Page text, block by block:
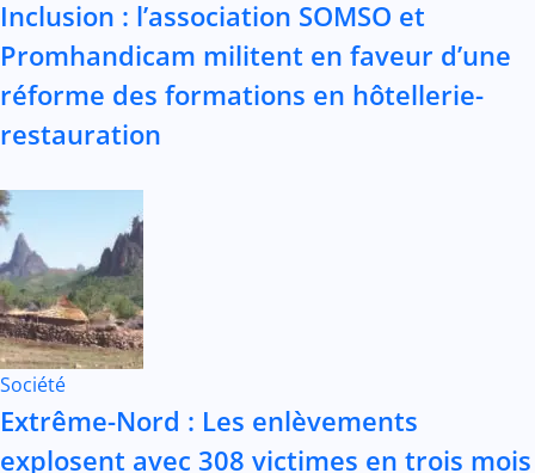
Inclusion : l’association SOMSO et
Promhandicam militent en faveur d’une
réforme des formations en hôtellerie-
restauration
Société
Extrême-Nord : Les enlèvements
explosent avec 308 victimes en trois mois